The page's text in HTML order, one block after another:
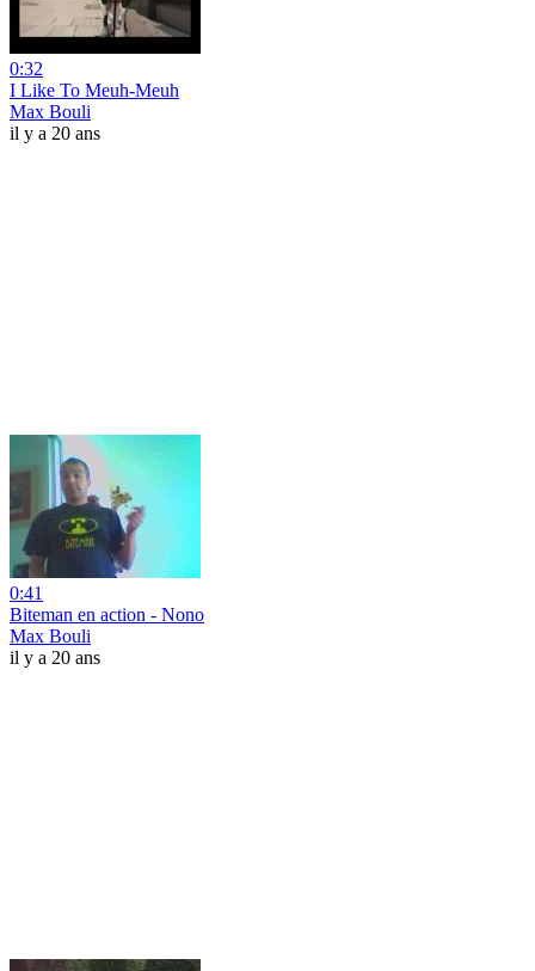
0:32
I Like To Meuh-Meuh
Max Bouli
il y a 20 ans
0:41
Biteman en action - Nono
Max Bouli
il y a 20 ans